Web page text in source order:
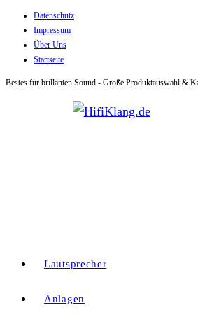
Zum
Inhalt
springen
Datenschutz
Impressum
Über Uns
Startseite
Bestes für brillanten Sound - Große Produktauswahl &
Lautsprecher
Anlagen